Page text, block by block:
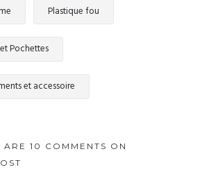
Plastique fou
Pochettes
et accessoire
ARE 10 COMMENTS ON